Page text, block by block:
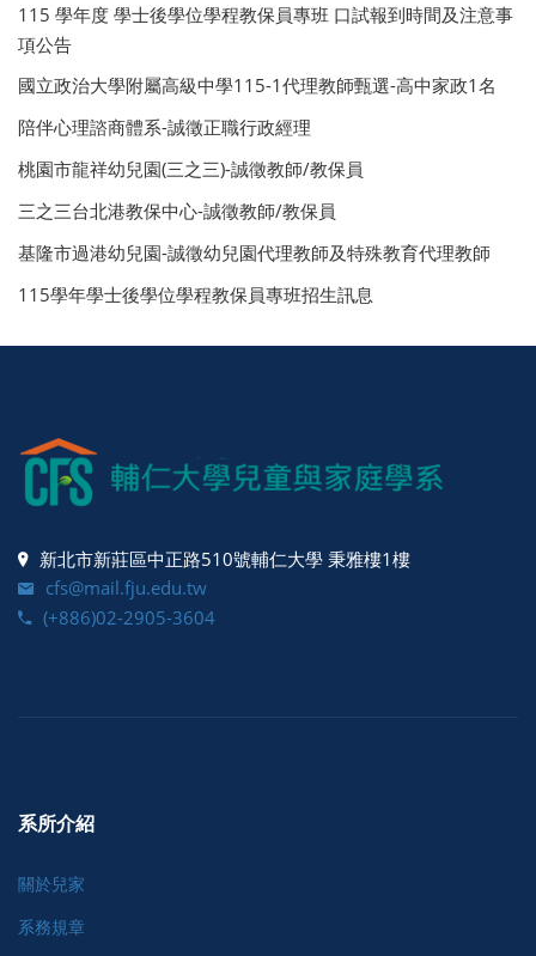
115 學年度 學士後學位學程教保員專班 口試報到時間及注意事
項公告
國立政治大學附屬高級中學115-1代理教師甄選-高中家政1名
陪伴心理諮商體系-誠徵正職行政經理
桃園市龍祥幼兒園(三之三)-誠徵教師/教保員
三之三台北港教保中心-誠徵教師/教保員
基隆市過港幼兒園-誠徵幼兒園代理教師及特殊教育代理教師
115學年學士後學位學程教保員專班招生訊息
新北市新莊區中正路510號輔仁大學 秉雅樓1樓
cfs@mail.fju.edu.tw
(+886)02-2905-3604
系所介紹
關於兒家
系務規章